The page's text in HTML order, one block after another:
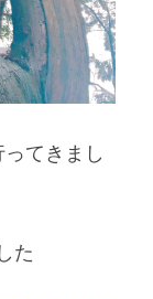
てきまし
た